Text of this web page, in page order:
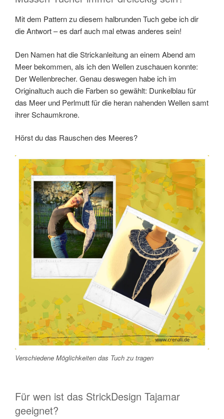
Mit dem Pattern zu diesem halbrunden Tuch gebe ich dir
die Antwort – es darf auch mal etwas anderes sein!
Den Namen hat die Strickanleitung an einem Abend am
Meer bekommen, als ich den Wellen zuschauen konnte:
Der Wellenbrecher. Genau deswegen habe ich im
Originaltuch auch die Farben so gewählt: Dunkelblau für
das Meer und Perlmutt für die heran nahenden Wellen samt
ihrer Schaumkrone.
Hörst du das Rauschen des Meeres?
Verschiedene Möglichkeiten das Tuch zu tragen
Für wen ist das StrickDesign Tajamar
geeignet?